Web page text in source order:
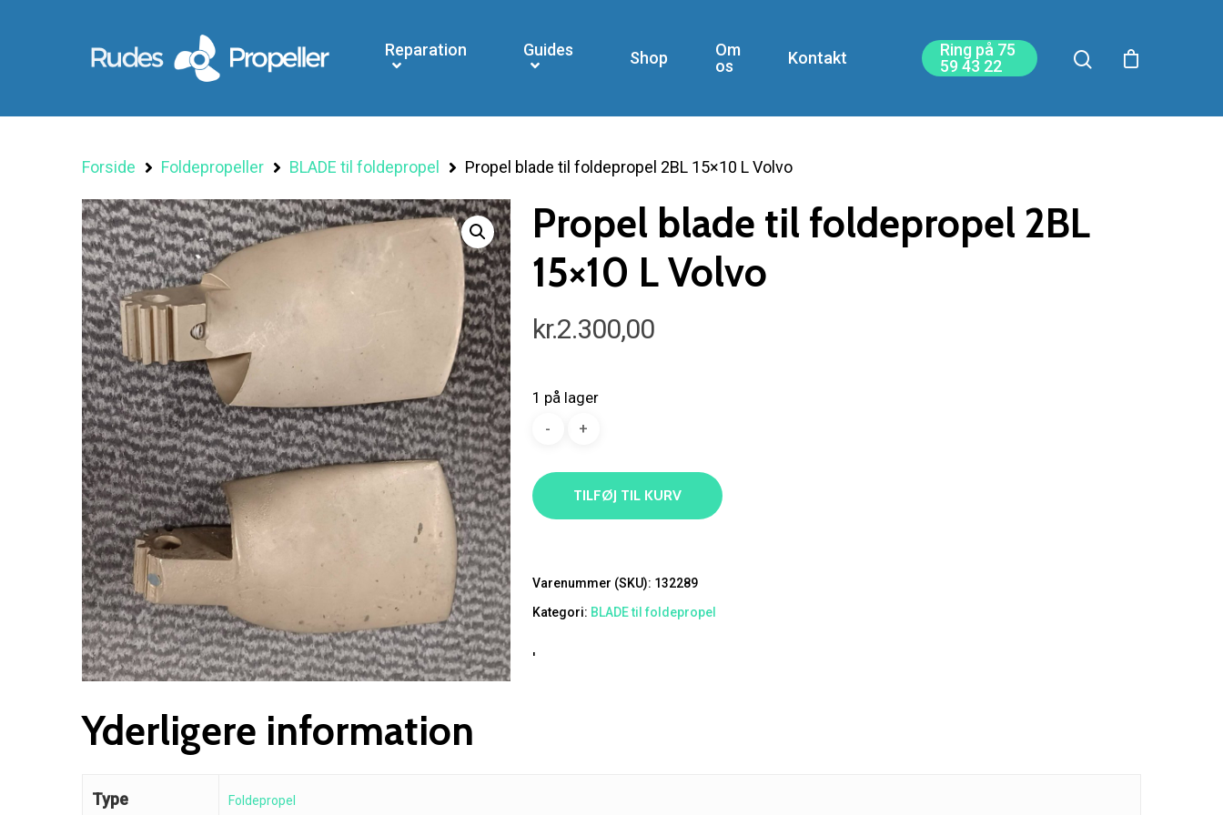
Søg efter et produkt, og tryk på enter
Reparation Guides Shop
Om
os
Kontakt
Ring på 75
59 43 22
Forside Foldepropeller BLADE til foldepropel Propel blade til foldepropel 2BL 15×10 L Volvo
Propel blade til foldepropel 2BL
15×10 L Volvo
kr.2.300,00
1 på lager
TILFØJ TIL KURV
Varenummer (SKU): 132289
Kategori: BLADE til foldepropel
'
Yderligere information
Type Foldepropel